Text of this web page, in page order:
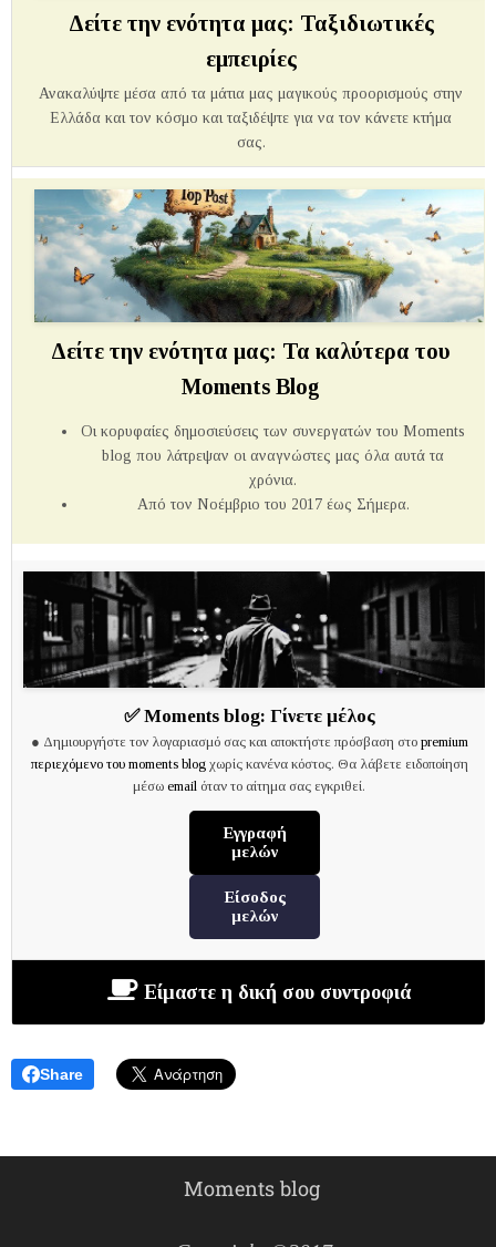
Δείτε την ενότητα μας: Ταξιδιωτικές
εμπειρίες
Ανακαλύψτε μέσα από τα μάτια μας μαγικούς προορισμούς στην
Ελλάδα και τον κόσμο και ταξιδέψτε για να τον κάνετε κτήμα
σας.
Δείτε την ενότητα μας: Τα καλύτερα του
Moments Blog
Οι κορυφαίες δημοσιεύσεις των συνεργατών του Μoments
blog που λάτρεψαν οι αναγνώστες μας όλα αυτά τα
χρόνια.
Από τον Νοέμβριο του 2017 έως Σήμερα.
✅Moments blog: Γίνετε μέλος
● Δημιουργήστε τον λογαριασμό σας και αποκτήστε πρόσβαση στοpremium
περιεχόμενο του moments blogχωρίς κανένα κόστος. Θα λάβετε ειδοποίηση
μέσω email όταν το αίτημα σας εγκριθεί.
Εγγραφή
μελών
Είσοδος
μελών
Είμαστε η δική σου συντροφιά
Share
Moments blog